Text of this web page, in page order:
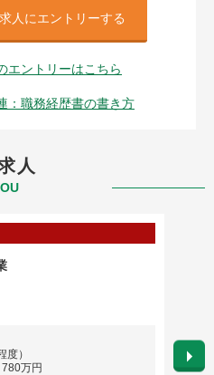
人にエントリーする
エントリーはこちら
：職務経歴書の書き方
人
）
万円
勤務
出張
英語